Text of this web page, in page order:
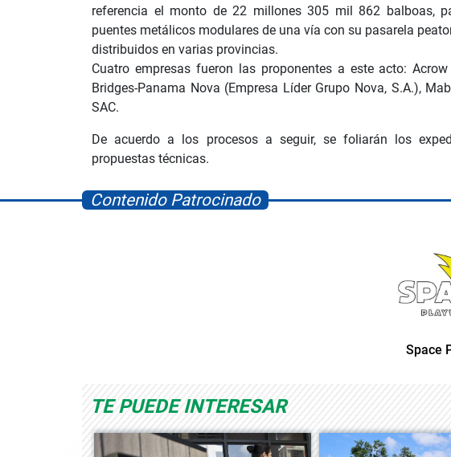
referencia el monto de 22 millones 305 mil 862 balboas,
puentes metálicos modulares de una vía con su pasarela
distribuidos en varias provincias.
Cuatro empresas fueron las proponentes a este acto:
Bridges-Panama Nova (Empresa Líder Grupo Nova, S.A.),
SAC.
De acuerdo a los procesos a seguir, se foliarán los
propuestas técnicas.
Contenido Patrocinado
Space
TE PUEDE INTERESAR